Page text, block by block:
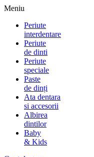
Meniu
Periute
interdentare
Periute
de dinti
Periute
speciale
Paste
de dinți
Ata dentara
si accesorii
Albirea
dintilor
Baby
& Kids